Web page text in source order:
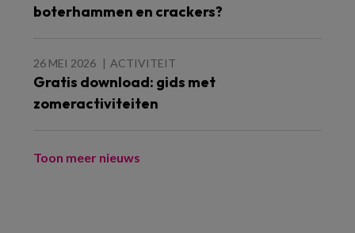
boterhammen en crackers?
26 MEI 2026 ACTIVITEIT
Gratis download: gids met
zomeractiviteiten
Toon meer nieuws